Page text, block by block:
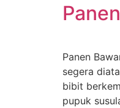
Panen
segera
bibit
pupuk